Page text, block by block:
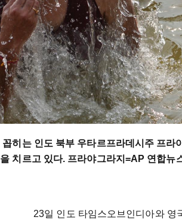
히는 인도 북부 우타르프라데시주 프라
치르고 있다. 프라야그라지=AP 연합뉴
23일 인도 타임스오브인디아와 영